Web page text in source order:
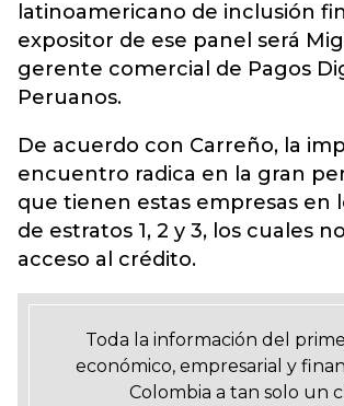
latinoamericano de inclusión
expositor de ese panel será
gerente comercial de Pagos
Peruanos.
De acuerdo con Carreño, la
encuentro radica en la gran
que tienen estas empresas en
de estratos 1, 2 y 3, los cuales
acceso al crédito.
Toda la información del
económico, empresarial y
Colombia a tan solo un